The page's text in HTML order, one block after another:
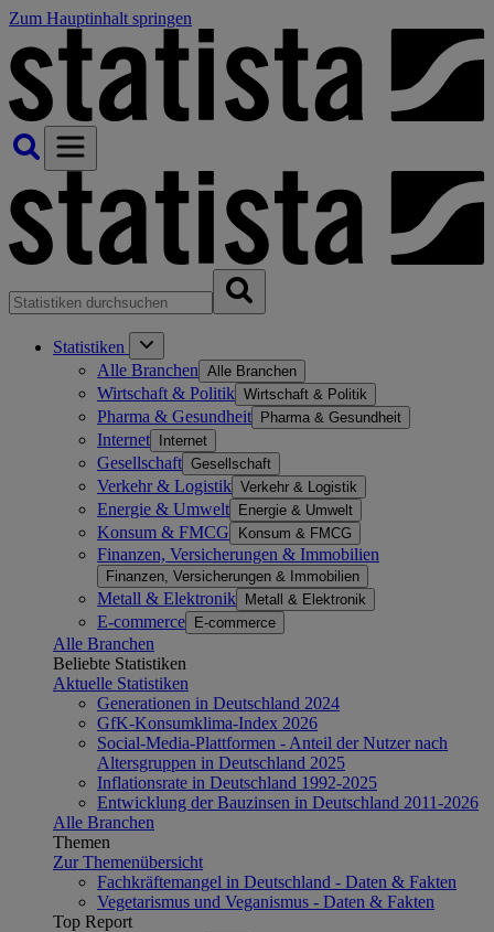
Zum Hauptinhalt springen
Statistiken
Alle Branchen Alle Branchen
Wirtschaft & Politik Wirtschaft & Politik
Pharma & Gesundheit Pharma & Gesundheit
Internet Internet
Gesellschaft Gesellschaft
Verkehr & Logistik Verkehr & Logistik
Energie & Umwelt Energie & Umwelt
Konsum & FMCG Konsum & FMCG
Finanzen, Versicherungen & Immobilien
Finanzen, Versicherungen & Immobilien
Metall & Elektronik Metall & Elektronik
E-commerce E-commerce
Alle Branchen
Beliebte Statistiken
Aktuelle Statistiken
Generationen in Deutschland 2024
GfK-Konsumklima-Index 2026
Social-Media-Plattformen - Anteil der Nutzer nach
Altersgruppen in Deutschland 2025
Inflationsrate in Deutschland 1992-2025
Entwicklung der Bauzinsen in Deutschland 2011-2026
Alle Branchen
Themen
Zur Themenübersicht
Fachkräftemangel in Deutschland - Daten & Fakten
Vegetarismus und Veganismus - Daten & Fakten
Top Report